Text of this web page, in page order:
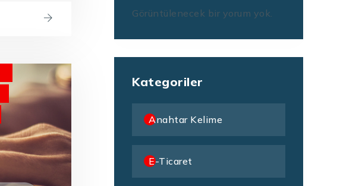
Görüntülenecek bir yorum yok.
Kategoriler
Anahtar Kelime
E-Ticaret